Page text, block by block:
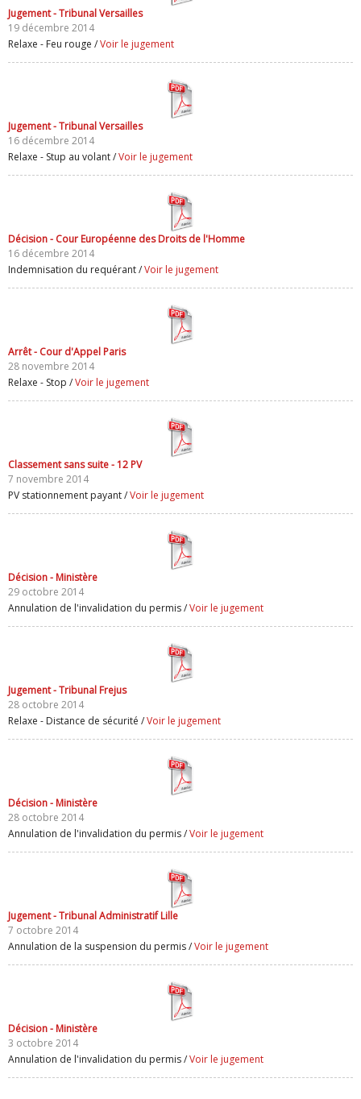
Jugement - Tribunal Versailles
19 décembre 2014
Relaxe - Feu rouge /Voir le jugement
Jugement - Tribunal Versailles
16 décembre 2014
Relaxe - Stup au volant /Voir le jugement
Décision - Cour Européenne des Droits de l'Homme
16 décembre 2014
Indemnisation du requérant /Voir le jugement
Arrêt - Cour d'Appel Paris
28 novembre 2014
Relaxe - Stop /Voir le jugement
Classement sans suite - 12 PV
7 novembre 2014
PV stationnement payant /Voir le jugement
Décision - Ministère
29 octobre 2014
Annulation de l'invalidation du permis /Voir le jugement
Jugement - Tribunal Frejus
28 octobre 2014
Relaxe - Distance de sécurité /Voir le jugement
Décision - Ministère
28 octobre 2014
Annulation de l'invalidation du permis /Voir le jugement
Jugement - Tribunal Administratif Lille
7 octobre 2014
Annulation de la suspension du permis /Voir le jugement
Décision - Ministère
3 octobre 2014
Annulation de l'invalidation du permis /Voir le jugement